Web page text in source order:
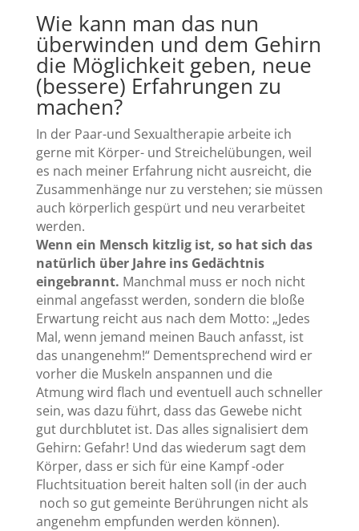
Wie kann man das nun
überwinden und dem Gehirn
die Möglichkeit geben, neue
(bessere) Erfahrungen zu
machen?
In der Paar-und Sexualtherapie arbeite ich
gerne mit Körper- und Streichelübungen, weil
es nach meiner Erfahrung nicht ausreicht, die
Zusammenhänge nur zu verstehen; sie müssen
auch körperlich gespürt und neu verarbeitet
werden.
Wenn ein Mensch kitzlig ist, so hat sich das
natürlich über Jahre ins Gedächtnis
eingebrannt. Manchmal muss er noch nicht
einmal angefasst werden, sondern die bloße
Erwartung reicht aus nach dem Motto: „Jedes
Mal, wenn jemand meinen Bauch anfasst, ist
das unangenehm!“ Dementsprechend wird er
vorher die Muskeln anspannen und die
Atmung wird flach und eventuell auch schneller
sein, was dazu führt, dass das Gewebe nicht
gut durchblutet ist. Das alles signalisiert dem
Gehirn: Gefahr! Und das wiederum sagt dem
Körper, dass er sich für eine Kampf -oder
Fluchtsituation bereit halten soll (in der auch
noch so gut gemeinte Berührungen nicht als
angenehm empfunden werden können).